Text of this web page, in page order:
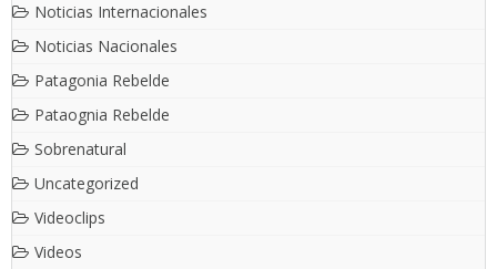
Noticias Internacionales
Noticias Nacionales
Patagonia Rebelde
Pataognia Rebelde
Sobrenatural
Uncategorized
Videoclips
Videos